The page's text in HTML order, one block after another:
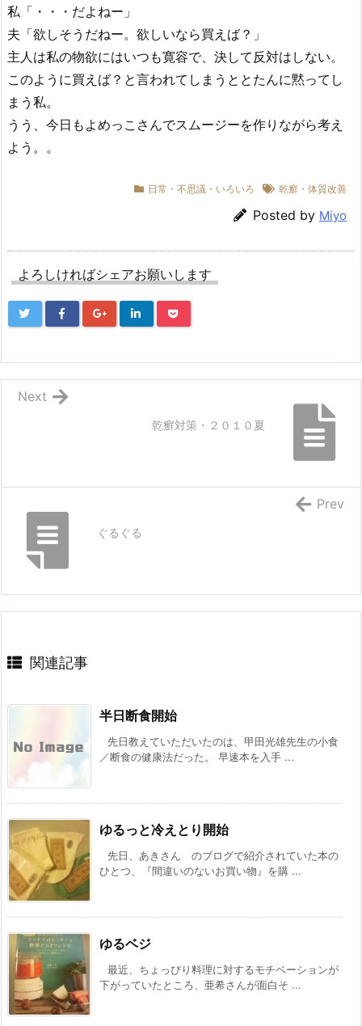
私「・・・だよねー」
夫「欲しそうだねー。欲しいなら買えば？」
主人は私の物欲にはいつも寛容で、決して反対はしない。
このように買えば？と言われてしまうととたんに黙ってし
まう私。
うう、今日もよめっこさんでスムージーを作りながら考え
よう。。
日常・不思議・いろいろ 乾癬・体質改善
Posted by Miyo
よろしければシェアお願いします
乾癬対策・２０１０夏
Next
ぐるぐる
Prev
関連記事
半日断食開始
先日教えていただいたのは、甲田光雄先生の小食
／断食の健康法だった。 早速本を入手 ...
ゆるっと冷えとり開始
先日、あきさん のブログで紹介されていた本の
ひとつ、『間違いのないお買い物』を購 ...
ゆるベジ
最近、ちょっぴり料理に対するモチベーションが
下がっていたところ、亜希さんが面白そ ...